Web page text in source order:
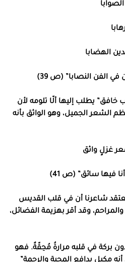
الهضابا
الفن النصابا” (ص 39)
يطلب إليها ألّا تلومه لأن
الشعر الجميل، وهو الواثق بأنه
غزلٍ واثق
فيها سائق” (ص 41)
شاعرنا أن في قلب القديس
وقد أقر بهزيمة الفضائل،
بركة في قلبه مرارةُ مُحِقّةٌ. فهو